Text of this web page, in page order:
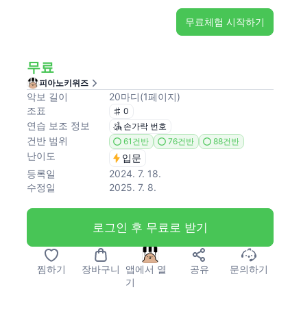
무료체험 시작하기
무료
피아노키위즈
악보 길이 20마디(1페이지)
조표
0
연습 보조 정보 손가락 번호
건반 범위 61건반 76건반 88건반
난이도
입문
등록일
2024. 7. 18.
수정일
2025. 7. 8.
로그인 후 무료로 받기
찜하기 장바구니
앱에서 열
기
공유 문의하기